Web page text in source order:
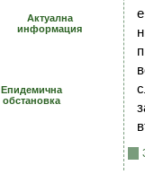
Актуална
информация
Епидемична
обстановка